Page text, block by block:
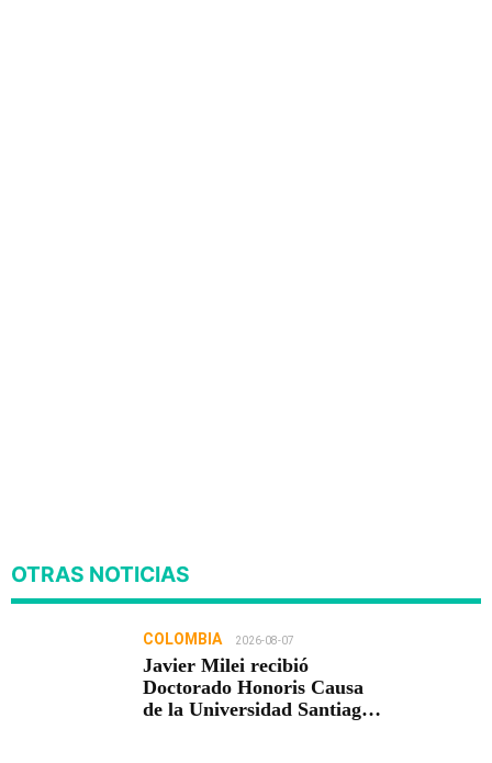
OTRAS NOTICIAS
COLOMBIA 2026-08-07
Javier Milei recibió
Doctorado Honoris Causa
de la Universidad Santiago